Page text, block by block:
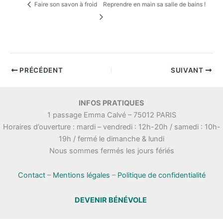
Faire son savon à froid Reprendre en main sa salle de bains !
PRÉCÉDENT SUIVANT
INFOS PRATIQUES
1 passage Emma Calvé – 75012 PARIS
Horaires d’ouverture : mardi – vendredi : 12h-20h / samedi : 10h-
19h / fermé le dimanche & lundi
Nous sommes fermés les jours fériés
Contact– Mentions légales – Politique de confidentialité
DEVENIR BÉNÉVOLE